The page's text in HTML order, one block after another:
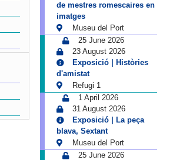
de mestres romescaires en
imatges
Museu del Port
25 June 2026
23 August 2026
Exposició | Històries
d'amistat
Refugi 1
1 April 2026
31 August 2026
Exposició | La peça
blava, Sextant
Museu del Port
25 June 2026